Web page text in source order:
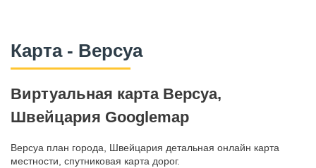
Карта - Версуа
Виртуальная карта Версуа,
Швейцария Googlemap
Версуа план города, Швейцария детальная онлайн карта
местности, спутниковая карта дорог.